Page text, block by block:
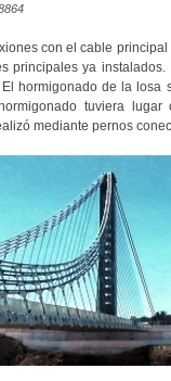
con el cable
principales ya
hormigonado de la losa
tuviera lugar
mediante pernos